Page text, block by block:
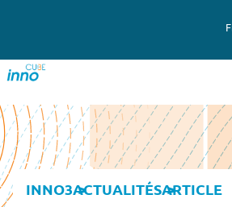
INNO3ACTUALITÉSARTICLE